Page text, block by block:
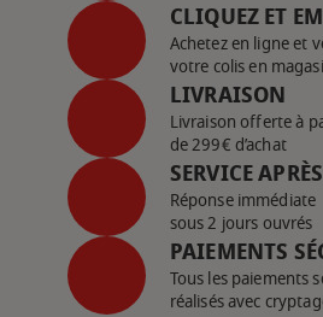
CLIQUEZ ET
Achetez en ligne et
votre colis en
LIVRAISON
Livraison offerte à
de 299€ d’achat
SERVICE
Réponse immédiate
sous 2 jours ouvrés
PAIEMENTS
Tous les paiements
réalisés avec